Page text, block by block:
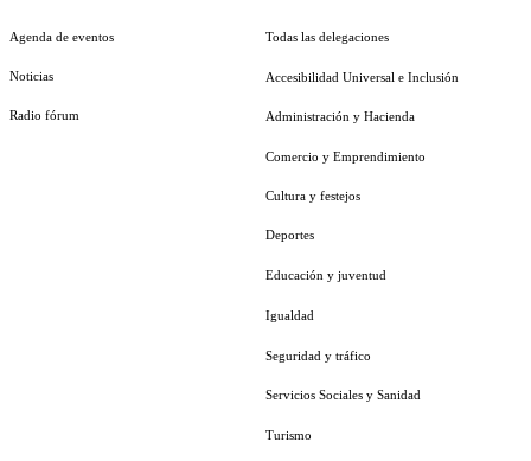
Agenda de eventos
Noticias
Radio fórum
Todas las delegaciones
Accesibilidad Universal e Inclusión
Administración y Hacienda
Comercio y Emprendimiento
Cultura y festejos
Deportes
Educación y juventud
Igualdad
Seguridad y tráfico
Servicios Sociales y Sanidad
Turismo